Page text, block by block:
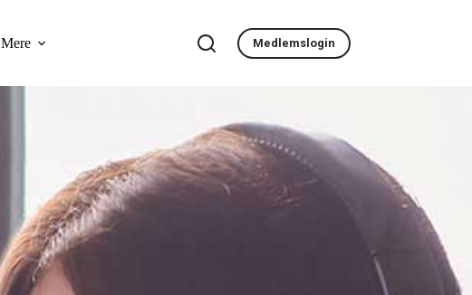
Mere Medlemslogin